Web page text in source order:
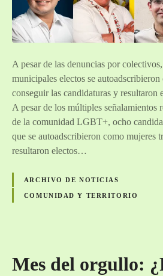
A pesar de las denuncias por
municipales electos se autoadscribieron
conseguir las candidaturas y resultaron
A pesar de los múltiples señalamientos
de la comunidad LGBT+, ocho
que se autoadscribieron como mujeres
resultaron electos…
ARCHIVO DE NOTICIAS
COMUNIDAD Y TERRITORIO
Mes del orgullo: